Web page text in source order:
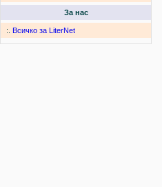
За нас
:. Всичко за LiterNet